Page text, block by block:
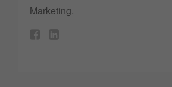
Marketing.